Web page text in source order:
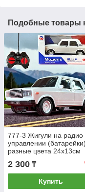
Подобные товары
777-3 Жигули на радио
управлении (батарейки)
разные цвета 24х13см
2 300 ₸
Купить